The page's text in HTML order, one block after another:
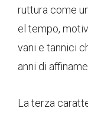
ruttura come
el tempo,
vani e tannici
anni di
La terza